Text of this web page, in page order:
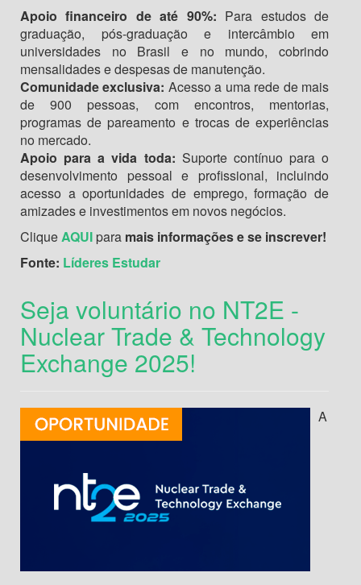
Apoio financeiro de até 90%: Para estudos de
graduação, pós-graduação e intercâmbio em
universidades no Brasil e no mundo, cobrindo
mensalidades e despesas de manutenção.
Comunidade exclusiva: Acesso a uma rede de mais
de 900 pessoas, com encontros, mentorias,
programas de pareamento e trocas de experiências
no mercado.
Apoio para a vida toda: Suporte contínuo para o
desenvolvimento pessoal e profissional, incluindo
acesso a oportunidades de emprego, formação de
amizades e investimentos em novos negócios.
CliqueAQUI para mais informações e se inscrever!
Fonte: Líderes Estudar
Seja voluntário no NT2E -
Nuclear Trade & Technology
Exchange 2025!
A